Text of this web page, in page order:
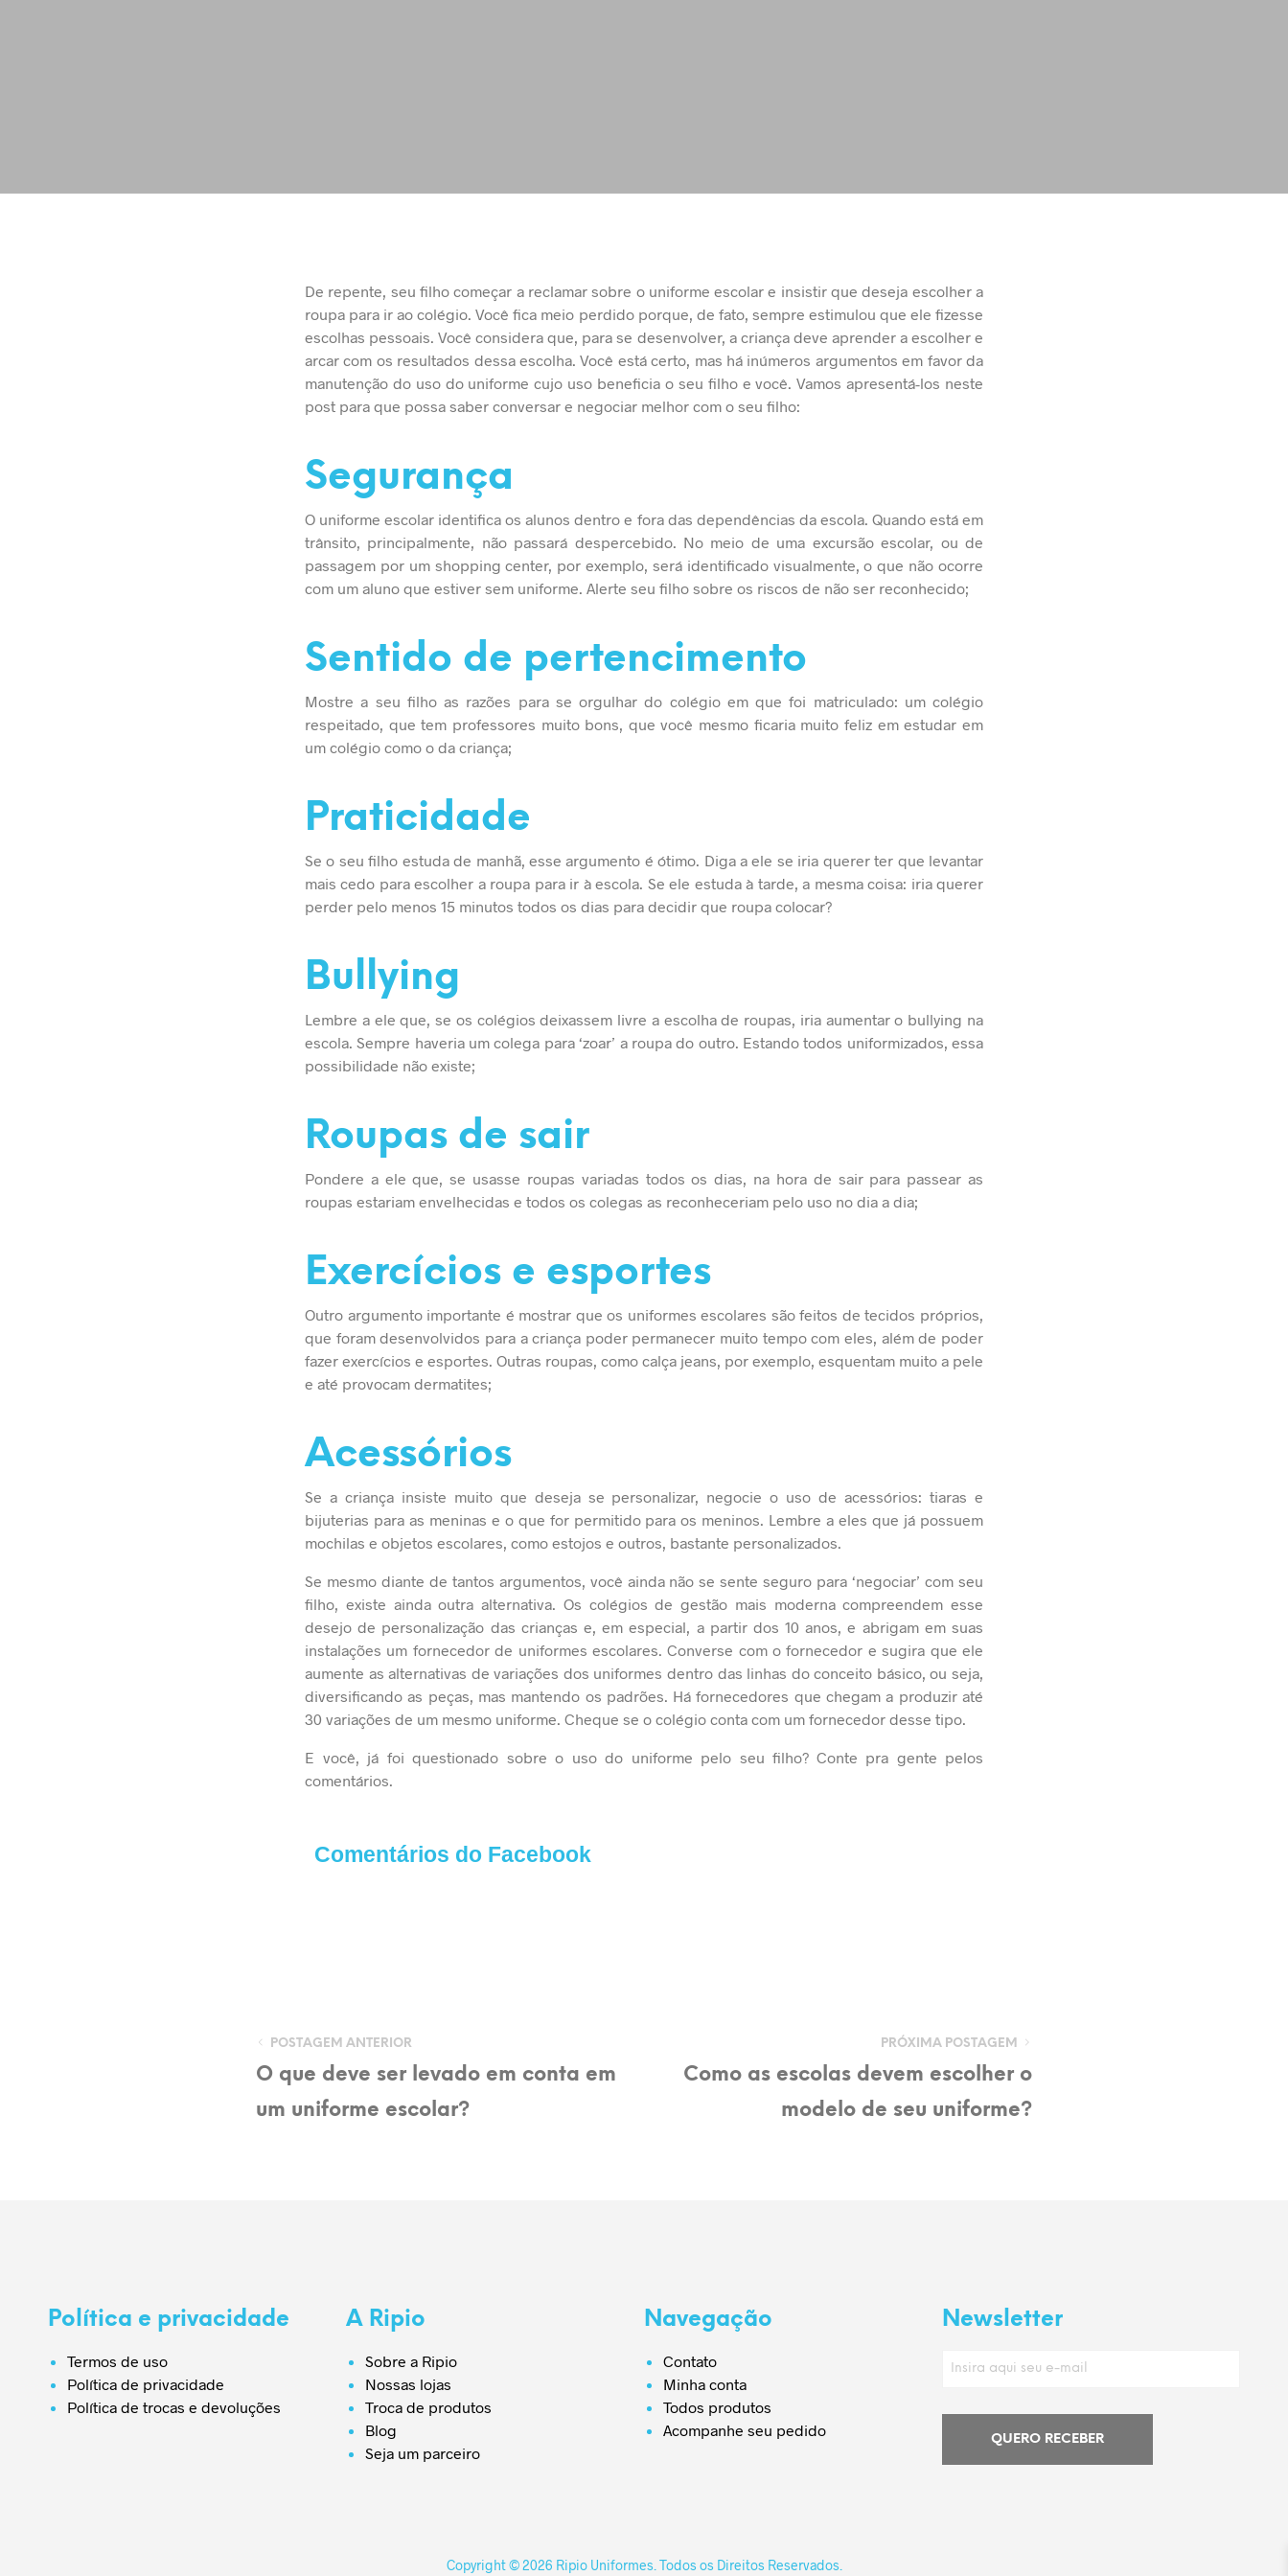
De repente, seu filho começar a reclamar sobre o uniforme escolar e insistir que deseja escolher a
roupa para ir ao colégio. Você fica meio perdido porque, de fato, sempre estimulou que ele fizesse
escolhas pessoais. Você considera que, para se desenvolver, a criança deve aprender a escolher e
arcar com os resultados dessa escolha.Você está certo, mas há inúmeros argumentos em favor da
manutenção do uso do uniforme cujo uso beneficia o seu filho e você. Vamos apresentá-los neste
post para que possa saber conversar e negociar melhor com o seu filho:
Segurança
O uniforme escolar identifica os alunos dentro e fora das dependências da escola. Quando está em
trânsito, principalmente, não passará despercebido. No meio de uma excursão escolar, ou de
passagem por um shopping center, por exemplo, será identificado visualmente, o que não ocorre
com um aluno que estiver sem uniforme. Alerte seu filho sobre os riscos de não ser reconhecido;
Sentido de pertencimento
Mostre a seu filho as razões para se orgulhar do colégio em que foi matriculado: um colégio
respeitado, que tem professores muito bons, que você mesmo ficaria muito feliz em estudar em
um colégio como o da criança;
Praticidade
Se o seu filho estuda de manhã, esse argumento é ótimo. Diga a ele se iria querer ter que levantar
mais cedo para escolher a roupa para ir à escola. Se ele estuda à tarde, a mesma coisa: iria querer
perder pelo menos 15 minutos todos os dias para decidir que roupa colocar?
Bullying
Lembre a ele que, se os colégios deixassem livre a escolha de roupas, iria aumentar o bullying na
escola. Sempre haveria um colega para ‘zoar’ a roupa do outro. Estando todos uniformizados, essa
possibilidade não existe;
Roupas de sair
Pondere a ele que, se usasse roupas variadas todos os dias, na hora de sair para passear as
roupas estariam envelhecidas e todos os colegas as reconheceriam pelo uso no dia a dia;
Exercícios e esportes
Outro argumento importante é mostrar que os uniformes escolares são feitos de tecidos próprios,
que foram desenvolvidos para a criança poder permanecer muito tempo com eles, além de poder
fazer exercícios e esportes. Outras roupas, como calça jeans, por exemplo, esquentam muito a pele
e até provocam dermatites;
Acessórios
Se a criança insiste muito que deseja se personalizar, negocie o uso de acessórios: tiaras e
bijuterias para as meninas e o que for permitido para os meninos. Lembre a eles que já possuem
mochilas e objetos escolares, como estojos e outros, bastante personalizados.
Se mesmo diante de tantos argumentos, você ainda não se sente seguro para ‘negociar’ com seu
filho, existe ainda outra alternativa. Os colégios de gestão mais moderna compreendem esse
desejo de personalização das crianças e, em especial, a partir dos 10 anos, e abrigam em suas
instalações um fornecedor de uniformes escolares. Converse com o fornecedor e sugira que ele
aumente as alternativas de variações dos uniformes dentro das linhas do conceito básico, ou seja,
diversificando as peças, mas mantendo os padrões. Há fornecedores que chegam a produzir até
30 variações de um mesmo uniforme. Cheque se o colégio conta com um fornecedor desse tipo.
E você, já foi questionado sobre o uso do uniforme pelo seu filho? Conte pra gente pelos
comentários.
Comentários do Facebook
POSTAGEM ANTERIOR
O que deve ser levado em conta em
um uniforme escolar?
PRÓXIMA POSTAGEM
Como as escolas devem escolher o
modelo de seu uniforme?
Política e privacidade
Termos de uso
Política de privacidade
Política de trocas e devoluções
A Ripio
Sobre a Ripio
Nossas lojas
Troca de produtos
Blog
Seja um parceiro
Navegação
Contato
Minha conta
Todos produtos
Acompanhe seu pedido
Newsletter
Copyright © 2026 Ripio Uniformes. Todos os Direitos Reservados.